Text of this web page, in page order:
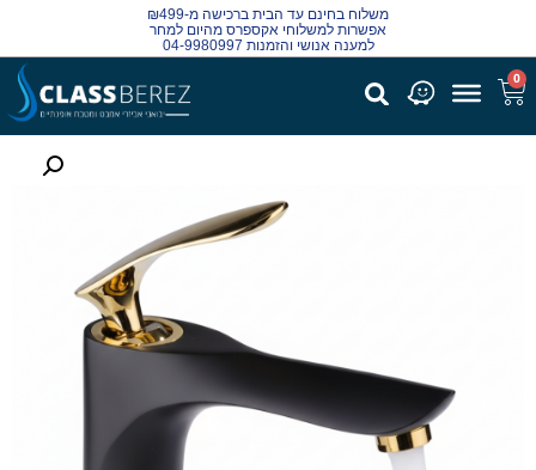
משלוח בחינם עד הבית ברכישה מ-₪499
אפשרות למשלוחי אקספרס מהיום למחר
למענה אנושי והזמנות 04-9980997
0